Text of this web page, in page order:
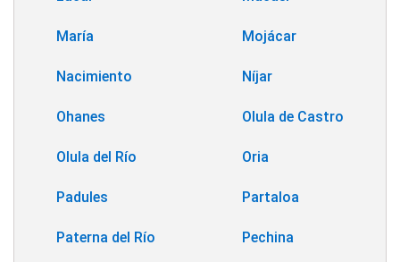
María Mojácar
Nacimiento Níjar
Ohanes Olula de Castro
Olula del Río Oria
Padules Partaloa
Paterna del Río Pechina